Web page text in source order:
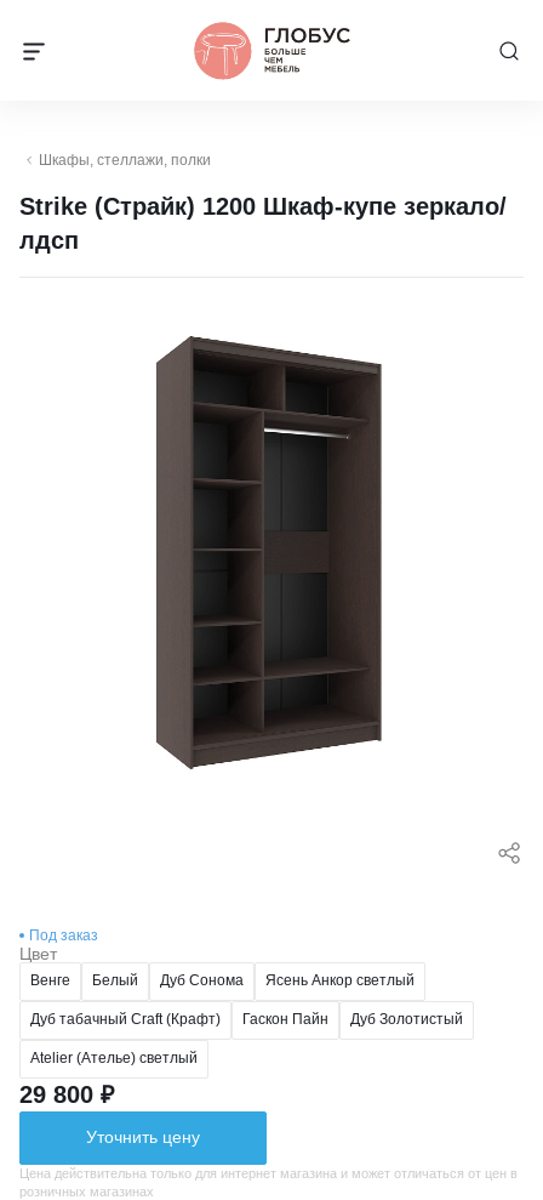
Шкафы, стеллажи, полки
Strike (Страйк) 1200 Шкаф-купе зеркало/
лдсп
Под заказ
Цвет
Венге Белый Дуб Сонома Ясень Анкор светлый
Дуб табачный Craft (Крафт) Гаскон Пайн Дуб Золотистый
Atelier (Ателье) светлый
29 800 ₽
Уточнить цену
Цена действительна только для интернет магазина и может отличаться от цен в
розничных магазинах